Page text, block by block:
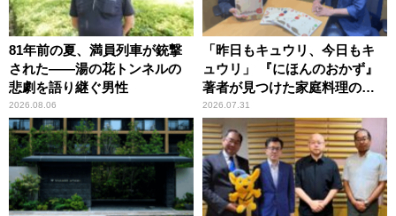
81年前の夏、満員列車が銃撃
された――湯の花トンネルの
悲劇を語り継ぐ男性
2026.08.06
「昨日もキュウリ、今日もキ
ュウリ」 『にほんのおかず』
著者が見つけた家庭料理の知
恵
2026.07.31